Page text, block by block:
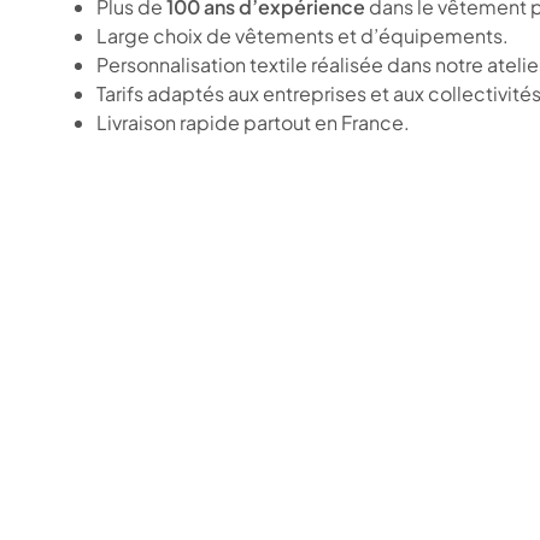
Plus de100 ans d’expérience dans le vêtement
Large choix de vêtements et d’équipements.
Personnalisation textile réalisée dans notre
Tarifs adaptés aux entreprises et aux
Livraison rapide partout en France.